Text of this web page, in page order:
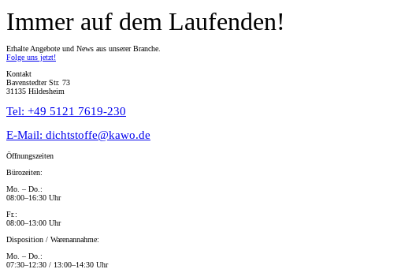
Immer auf dem Laufenden!
Erhalte Angebote und News aus unserer Branche.
Folge uns jetzt!
Kontakt
Bavenstedter Str. 73
31135 Hildesheim
Tel: +49 5121 7619-230
E-Mail: dichtstoffe@kawo.de
Öffnungszeiten
Bürozeiten:
Mo. – Do.:
08:00–16:30 Uhr
Fr.:
08:00–13:00 Uhr
Disposition / Warenannahme:
Mo. – Do.:
07:30–12:30 / 13:00–14:30 Uhr